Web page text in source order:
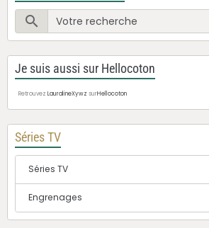
Je suis aussi sur Hellocoton
Retrouvez LauralineXywz surHellocoton
Séries TV
Séries TV
Engrenages